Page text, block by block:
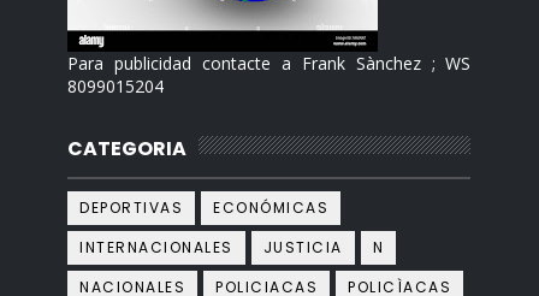
Para publicidad contacte a Frank Sànchez ; WS
8099015204
CATEGORIA
DEPORTIVAS
ECONÓMICAS
INTERNACIONALES
JUSTICIA
N
NACIONALES
POLICIACAS
POLICÌACAS